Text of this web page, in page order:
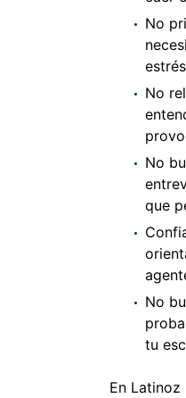
No
No
No
que
No
tu
En